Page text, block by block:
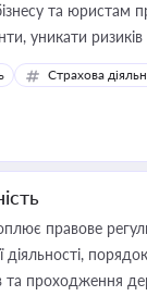
та юристам
уникати ризиків
прийняття
Страхова
правове
діяльності,
та проходження